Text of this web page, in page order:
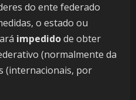
do ente federado
o estado ou
impedidode obter
(normalmente da
(internacionais, por